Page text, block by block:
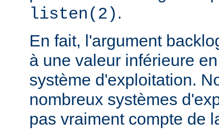
listen(2) .
En fait, l'argument
à une valeur inférieure
système d'exploitation.
nombreux systèmes
pas vraiment compte de